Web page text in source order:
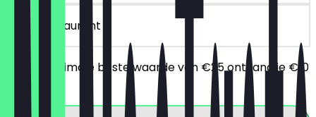
in het restaurant
Bij een minimale bestelwaarde van €25 ontvang je €10
korting.